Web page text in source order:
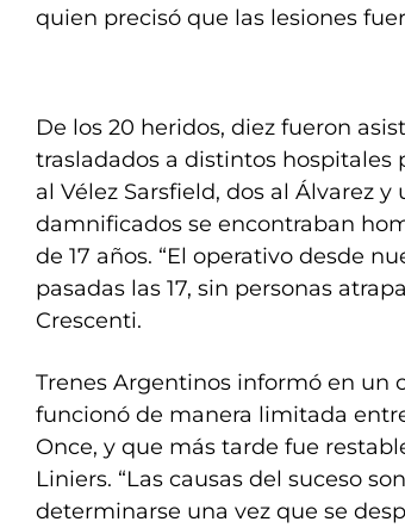
quien precisó que las lesiones
De los 20 heridos, diez fueron
trasladados a distintos hospitales
al Vélez Sarsfield, dos al Álvarez
damnificados se encontraban
de 17 años. “El operativo desde
pasadas las 17, sin personas
Crescenti.
Trenes Argentinos informó en un
funcionó de manera limitada
Once, y que más tarde fue
Liniers. “Las causas del suceso
determinarse una vez que se